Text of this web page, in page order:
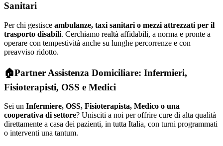
Sanitari
Per chi gestisce ambulanze, taxi sanitari o mezzi attrezzati per il
trasporto disabili. Cerchiamo realtà affidabili, a norma e pronte a
operare con tempestività anche su lunghe percorrenze e con
preavviso ridotto.
🏠Partner Assistenza Domiciliare: Infermieri,
Fisioterapisti, OSS e Medici
Sei un Infermiere, OSS, Fisioterapista, Medico o una
cooperativa di settore? Unisciti a noi per offrire cure di alta qualità
direttamente a casa dei pazienti, in tutta Italia, con turni programmati
o interventi una tantum.